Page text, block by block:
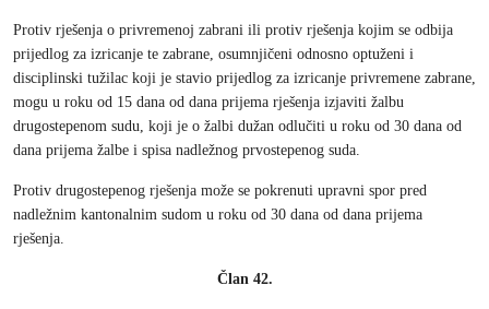
Protiv rješenja o privremenoj zabrani ili protiv rješenja kojim se odbija
prijedlog za izricanje te zabrane, osumnjičeni odnosno optuženi i
disciplinski tužilac koji je stavio prijedlog za izricanje privremene zabrane,
mogu u roku od 15 dana od dana prijema rješenja izjaviti žalbu
drugostepenom sudu, koji je o žalbi dužan odlučiti u roku od 30 dana od
dana prijema žalbe i spisa nadležnog prvostepenog suda.
Protiv drugostepenog rješenja može se pokrenuti upravni spor pred
nadležnim kantonalnim sudom u roku od 30 dana od dana prijema
rješenja.
Član 42.